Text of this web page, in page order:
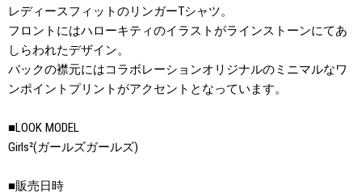
レディースフィットのリンガーTシャツ。
フロントにはハローキティのイラストがラインストーンにてあ
しらわれたデザイン。
バックの襟元にはコラボレーションオリジナルのミニマルなワ
ンポイントプリントがアクセントとなっています。
■LOOK MODEL
Girls²(ガールズガールズ)
■販売日時